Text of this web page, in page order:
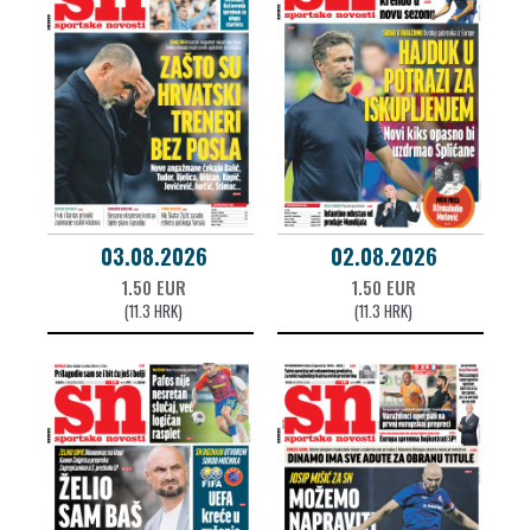
03.08.2026
1.50 EUR
(11.3 HRK)
02.08.2026
1.50 EUR
(11.3 HRK)